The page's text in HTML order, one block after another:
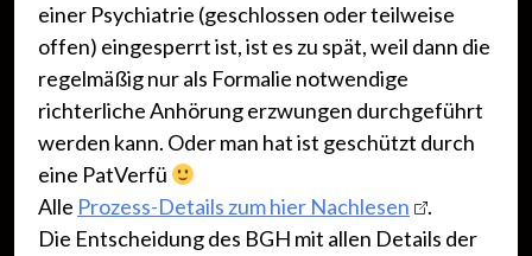
einer Psychiatrie (geschlossen oder teilweise
offen) eingesperrt ist, ist es zu spät, weil dann die
regelmäßig nur als Formalie notwendige
richterliche Anhörung erzwungen durchgeführt
werden kann. Oder man hat ist geschützt durch
eine PatVerfü
Alle Prozess-Details zum hier Nachlesen
.
Die Entscheidung des BGH mit allen Details der